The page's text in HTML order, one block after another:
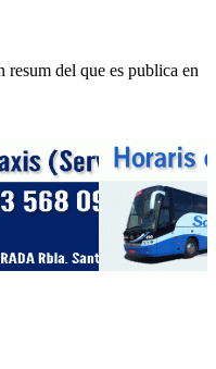
resum del que es publica en